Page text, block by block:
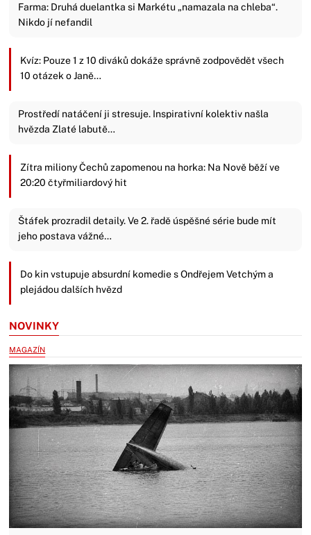
Farma: Druhá duelantka si Markétu „namazala na chleba“.
Nikdo jí nefandil
Kvíz: Pouze 1 z 10 diváků dokáže správně zodpovědět všech
10 otázek o Janě…
Prostředí natáčení ji stresuje. Inspirativní kolektiv našla
hvězda Zlaté labutě…
Zítra miliony Čechů zapomenou na horka: Na Nově běží ve
20:20 čtyřmiliardový hit
Štáfek prozradil detaily. Ve 2. řadě úspěšné série bude mít
jeho postava vážné…
Do kin vstupuje absurdní komedie s Ondřejem Vetchým a
plejádou dalších hvězd
NOVINKY
MAGAZÍN